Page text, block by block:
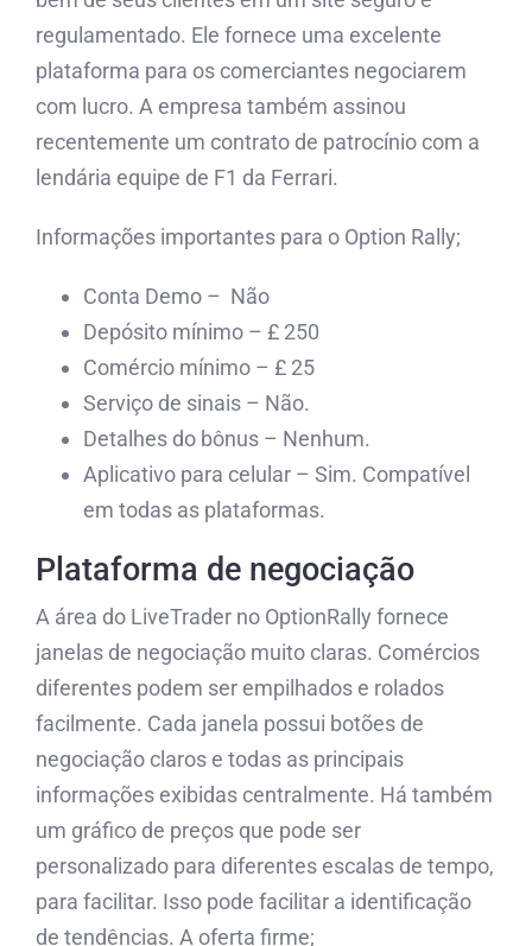
regulamentado. Ele fornece uma excelente
plataforma para os comerciantes negociarem
com lucro. A empresa também assinou
recentemente um contrato de patrocínio com a
lendária equipe de F1 da Ferrari.
Informações importantes para o Option Rally;
Conta Demo – Não
Depósito mínimo – £ 250
Comércio mínimo – £ 25
Serviço de sinais – Não.
Detalhes do bônus – Nenhum.
Aplicativo para celular – Sim. Compatível
em todas as plataformas.
Plataforma de negociação
A área do LiveTrader no OptionRally fornece
janelas de negociação muito claras. Comércios
diferentes podem ser empilhados e rolados
facilmente. Cada janela possui botões de
negociação claros e todas as principais
informações exibidas centralmente. Há também
um gráfico de preços que pode ser
personalizado para diferentes escalas de tempo,
para facilitar. Isso pode facilitar a identificação
de tendências. A oferta firme;